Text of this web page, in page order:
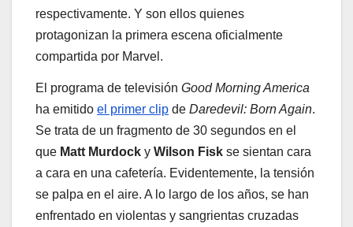
respectivamente. Y son ellos quienes
protagonizan la primera escena oficialmente
compartida por Marvel.
El programa de televisión Good Morning America
ha emitido el primer clip de Daredevil: Born Again.
Se trata de un fragmento de 30 segundos en el
que Matt Murdock y Wilson Fisk se sientan cara
a cara en una cafetería. Evidentemente, la tensión
se palpa en el aire. A lo largo de los años, se han
enfrentado en violentas y sangrientas cruzadas